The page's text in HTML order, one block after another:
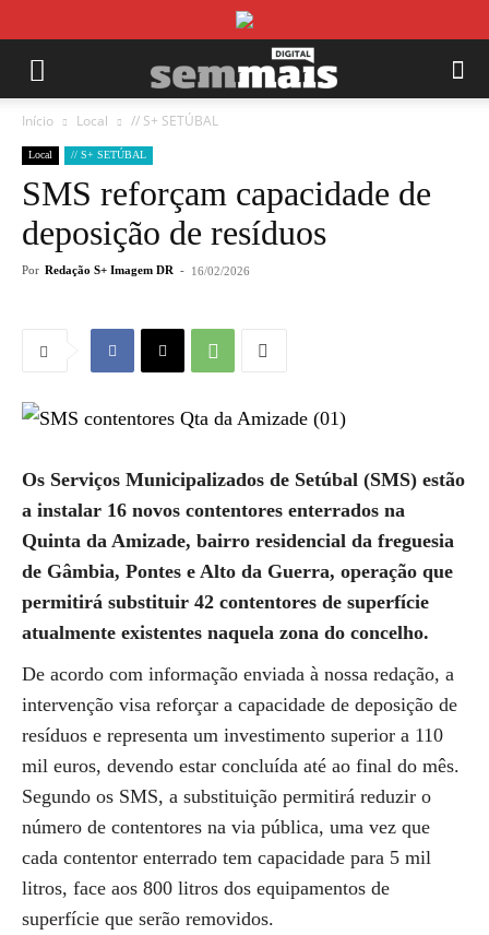
Início Local // S+ SETÚBAL
Local // S+ SETÚBAL
SMS reforçam capacidade de
deposição de resíduos
Por Redação S+ Imagem DR - 16/02/2026
Os Serviços Municipalizados de Setúbal (SMS) estão
a instalar 16 novos contentores enterrados na
Quinta da Amizade, bairro residencial da freguesia
de Gâmbia, Pontes e Alto da Guerra, operação que
permitirá substituir 42 contentores de superfície
atualmente existentes naquela zona do concelho.
De acordo com informação enviada à nossa redação, a
intervenção visa reforçar a capacidade de deposição de
resíduos e representa um investimento superior a 110
mil euros, devendo estar concluída até ao final do mês.
Segundo os SMS, a substituição permitirá reduzir o
número de contentores na via pública, uma vez que
cada contentor enterrado tem capacidade para 5 mil
litros, face aos 800 litros dos equipamentos de
superfície que serão removidos.